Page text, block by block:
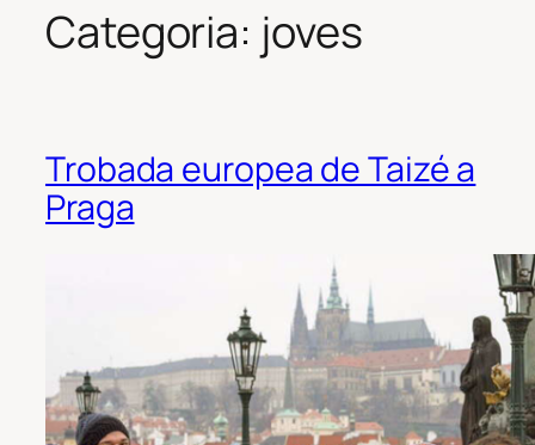
Categoria: joves
Trobada europea de Taizé a
Praga